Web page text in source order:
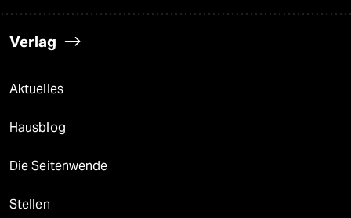
Verlag
Aktuelles
Hausblog
Die Seitenwende
Stellen